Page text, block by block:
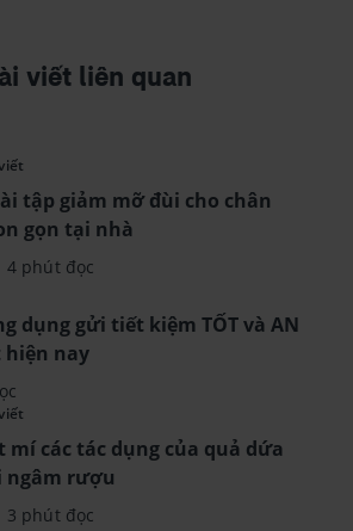
viết liên quan
tập giảm mỡ đùi cho chân
gọn tại nhà
4 phút đọc
dụng gửi tiết kiệm TỐT và AN
hiện nay
mí các tác dụng của quả dứa
ngâm rượu
3 phút đọc